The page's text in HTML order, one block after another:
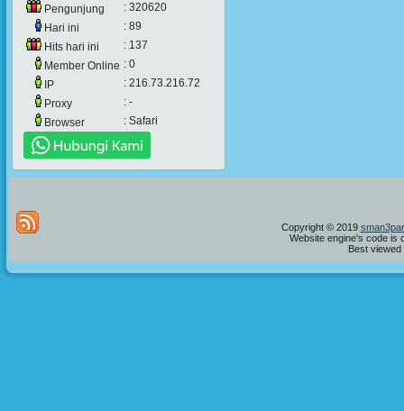
Pengunjung
: 320620
Hari ini
: 89
Hits hari ini
: 137
Member Online : 0
IP
: 216.73.216.72
Proxy
: -
Browser
: Safari
Copyright © 2019
Website engine's code is
Best